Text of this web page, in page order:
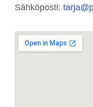
Sähköposti: